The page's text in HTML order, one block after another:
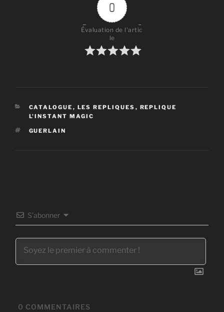
0
Évaluation de l'artic
le
CATÉGORIES
CATALOGUE , LES REPLIQUES , REPLIQUE
L'INSTANT MAGIC
ÉTIQUETTES
GUERLAIN
S’abonner
0 COMMENTAIRES